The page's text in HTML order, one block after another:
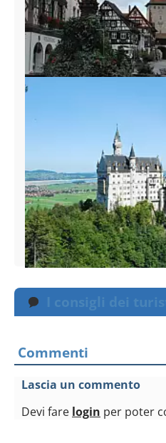
I consigli dei
Commenti
Lascia un commento
Devi fare login per poter